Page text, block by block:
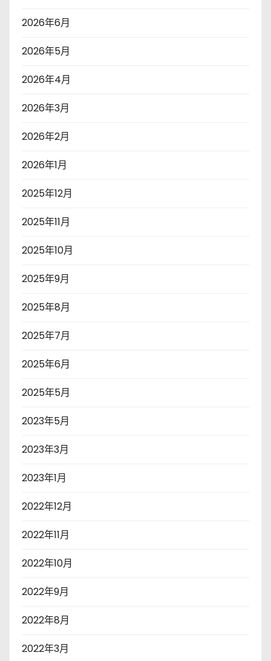
2026年6月
2026年5月
2026年4月
2026年3月
2026年2月
2026年1月
2025年12月
2025年11月
2025年10月
2025年9月
2025年8月
2025年7月
2025年6月
2025年5月
2023年5月
2023年3月
2023年1月
2022年12月
2022年11月
2022年10月
2022年9月
2022年8月
2022年3月